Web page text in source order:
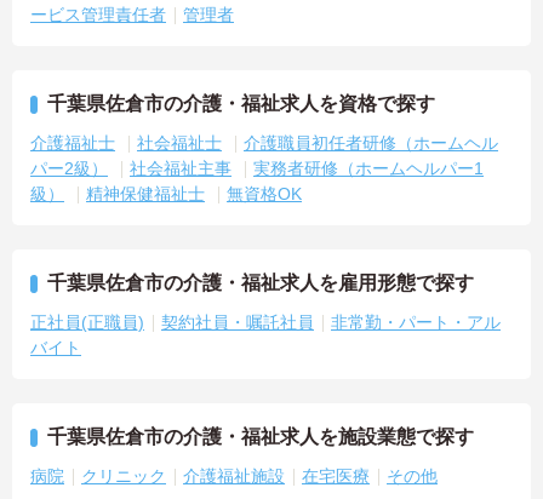
ービス管理責任者
管理者
千葉県佐倉市の介護・福祉求人を資格で探す
介護福祉士 社会福祉士
介護職員初任者研修（ホームヘル
パー2級）
社会福祉主事
実務者研修（ホームヘルパー1
級）
精神保健福祉士 無資格OK
千葉県佐倉市の介護・福祉求人を雇用形態で探す
正社員(正職員) 契約社員・嘱託社員
非常勤・パート・アル
バイト
千葉県佐倉市の介護・福祉求人を施設業態で探す
病院 クリニック 介護福祉施設 在宅医療 その他